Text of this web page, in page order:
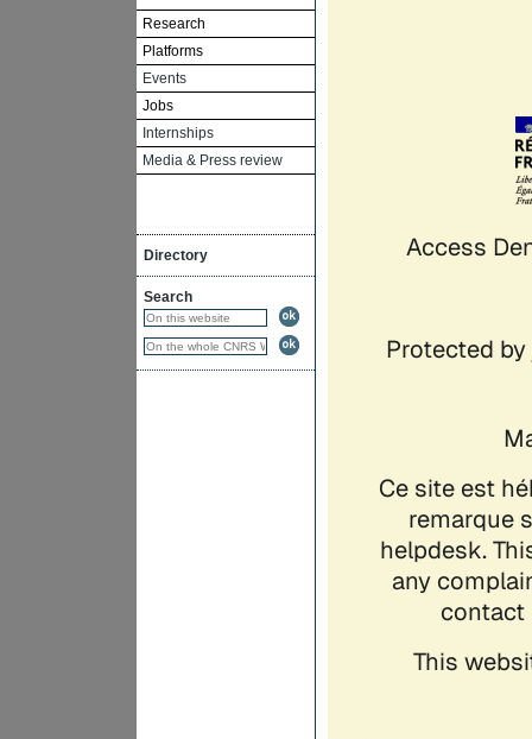
Research
Platforms
Events
Jobs
Internships
Media & Press review
Directory
Search